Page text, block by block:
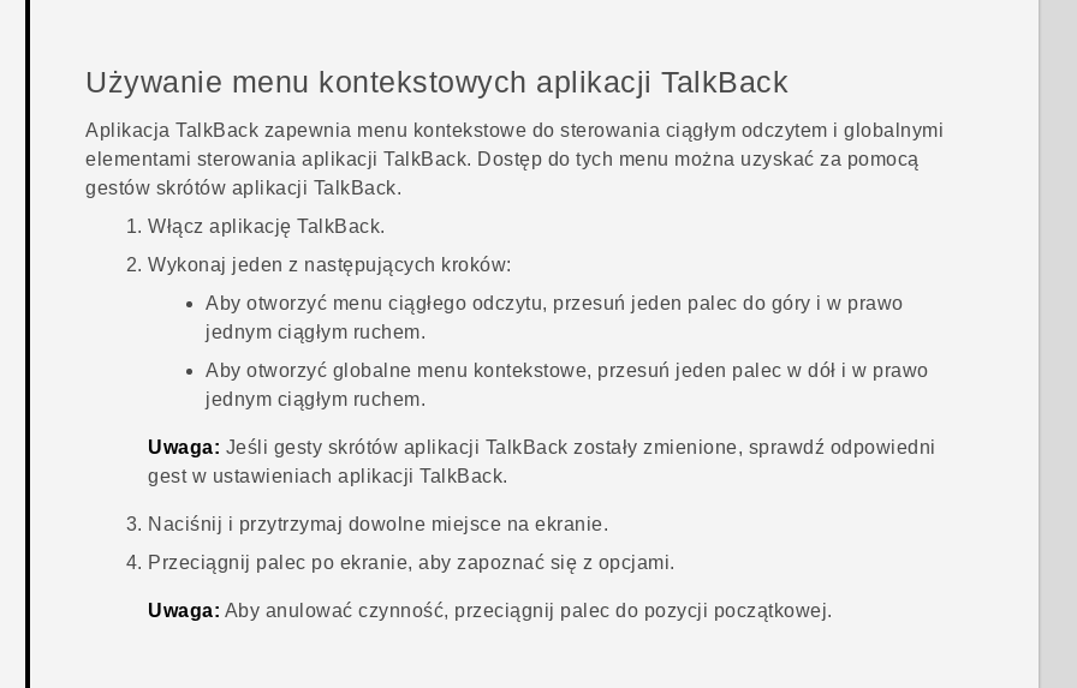
Używanie menu kontekstowych aplikacjiTalkBack
AplikacjaTalkBack zapewnia menu kontekstowe do sterowania ciągłym odczytem i globalnymi
elementami sterowania aplikacjiTalkBack. Dostęp do tych menu można uzyskać za pomocą
gestów skrótów aplikacji TalkBack.
Włącz aplikacjęTalkBack.
Wykonaj jeden z następujących kroków:
Aby otworzyć menu ciągłego odczytu, przesuń jeden palec do góry i w prawo
jednym ciągłym ruchem.
Aby otworzyć globalne menu kontekstowe, przesuń jeden palec w dół i w prawo
jednym ciągłym ruchem.
Uwaga: Jeśli gesty skrótów aplikacji TalkBack zostały zmienione, sprawdź odpowiedni
gest w ustawieniach aplikacjiTalkBack.
Naciśnij i przytrzymaj dowolne miejsce na ekranie.
Przeciągnij palec po ekranie, aby zapoznać się z opcjami.
Uwaga: Aby anulować czynność, przeciągnij palec do pozycji początkowej.